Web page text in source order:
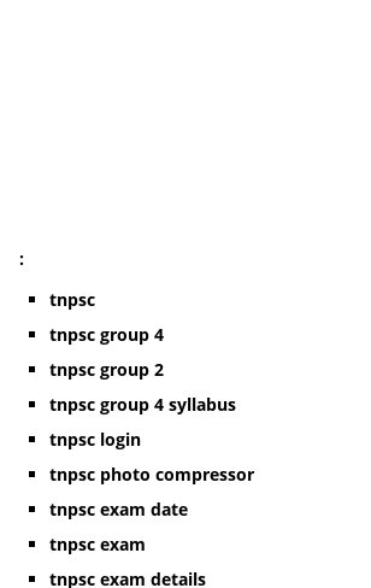
:
tnpsc
tnpsc group 4
tnpsc group 2
tnpsc group 4 syllabus
tnpsc login
tnpsc photo compressor
tnpsc exam date
tnpsc exam
tnpsc exam details